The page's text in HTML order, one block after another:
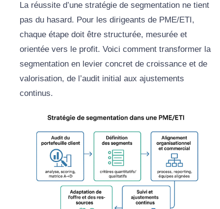
La réussite d’une stratégie de segmentation ne tient
pas du hasard. Pour les dirigeants de PME/ETI,
chaque étape doit être structurée, mesurée et
orientée vers le profit. Voici comment transformer la
segmentation en levier concret de croissance et de
valorisation, de l’audit initial aux ajustements
continus.